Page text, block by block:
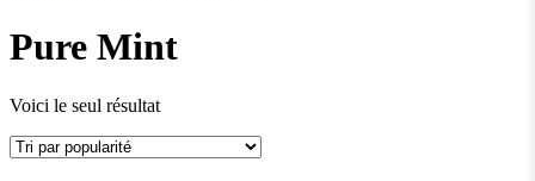
Pure Mint
Voici le seul résultat